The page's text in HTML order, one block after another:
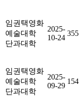
임권택영화
예술대학
단과대학
2025-
10-24
355
임권택영화
예술대학
단과대학
2025-
09-29
154